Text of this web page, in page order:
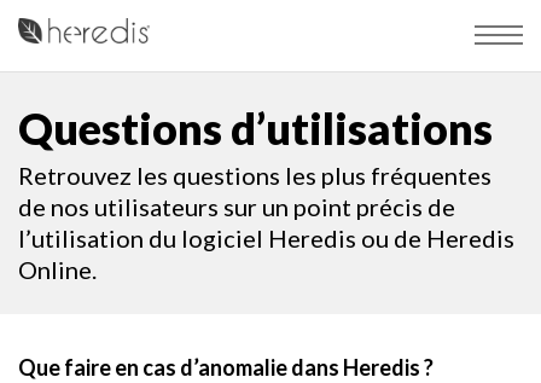
Questions d’utilisations
Retrouvez les questions les plus fréquentes
de nos utilisateurs sur un point précis de
l’utilisation du logiciel Heredis ou de Heredis
Online.
Que faire en cas d’anomalie dans Heredis ?